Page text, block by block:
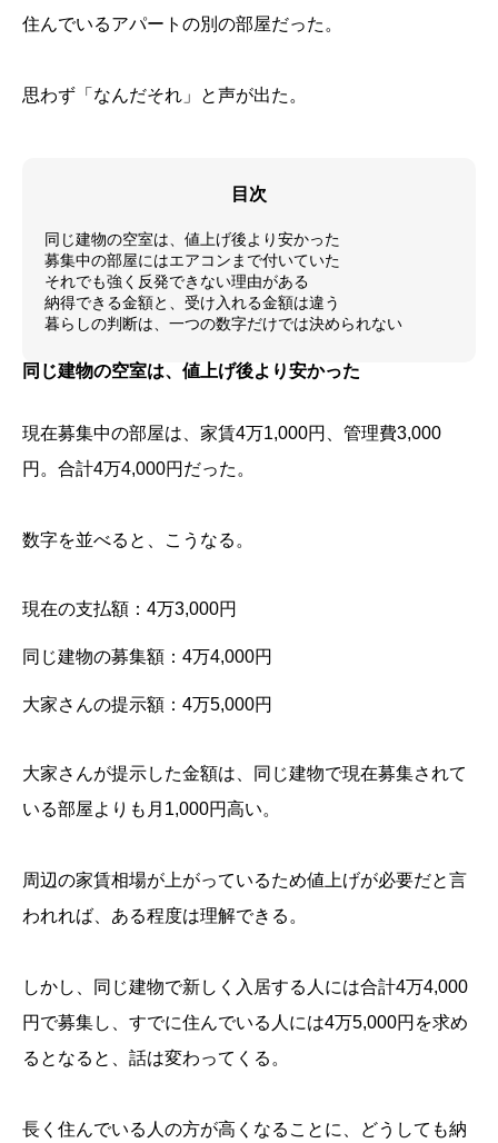
住んでいるアパートの別の部屋だった。
思わず「なんだそれ」と声が出た。
目次
同じ建物の空室は、値上げ後より安かった
募集中の部屋にはエアコンまで付いていた
それでも強く反発できない理由がある
納得できる金額と、受け入れる金額は違う
暮らしの判断は、一つの数字だけでは決められない
同じ建物の空室は、値上げ後より安かった
現在募集中の部屋は、家賃4万1,000円、管理費3,000
円。合計4万4,000円だった。
数字を並べると、こうなる。
現在の支払額：4万3,000円
同じ建物の募集額：4万4,000円
大家さんの提示額：4万5,000円
大家さんが提示した金額は、同じ建物で現在募集されて
いる部屋よりも月1,000円高い。
周辺の家賃相場が上がっているため値上げが必要だと言
われれば、ある程度は理解できる。
しかし、同じ建物で新しく入居する人には合計4万4,000
円で募集し、すでに住んでいる人には4万5,000円を求め
るとなると、話は変わってくる。
長く住んでいる人の方が高くなることに、どうしても納